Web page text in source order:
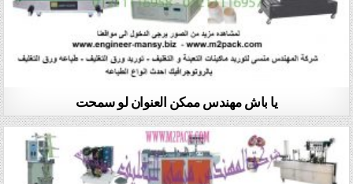
يا باش مهندس ممكن العنوان لو سمحت